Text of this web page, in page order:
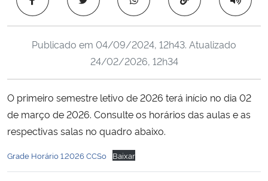
Ministério da Cidadania
Ministério da Ciência, Tecnologia, Inovações e Comunicações
Ministério do Meio Ambiente
Publicado em 04/09/2024, 12h43. Atualizado
24/02/2026, 12h34
O primeiro semestre letivo de 2026 terá início no dia 02
de março de 2026. Consulte os horários das aulas e as
respectivas salas no quadro abaixo.
Grade Horário 1.2026 CCSo Baixar